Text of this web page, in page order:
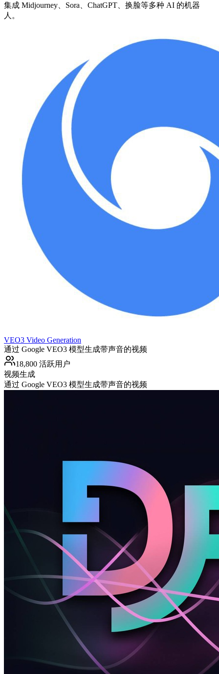
集成 Midjourney、Sora、ChatGPT、换脸等多种 AI 的机器
人。
VEO3 Video Generation
通过 Google VEO3 模型生成带声音的视频
18,800 活跃用户
视频生成
通过 Google VEO3 模型生成带声音的视频